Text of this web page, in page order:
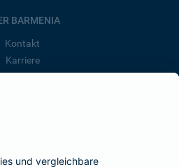
BARMENIA
Kontakt
Karriere
Presse
der BarmeniaGothaer